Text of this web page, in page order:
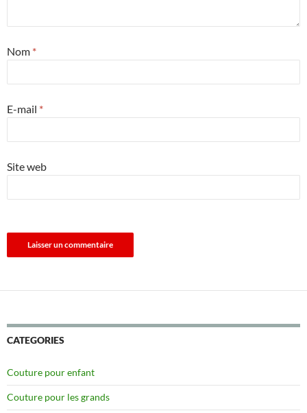
Nom *
E-mail *
Site web
CATEGORIES
Couture pour enfant
Couture pour les grands